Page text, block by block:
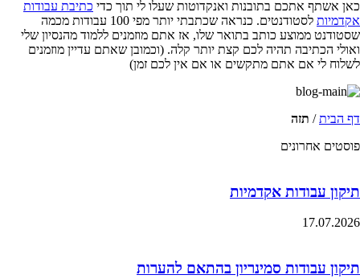
כאן אשתף אתכם בתובנות ואנקדוטות שעלו לי תוך כדי כתיבת עבודות
אקדמיות
לסטודנטים. כנראה שכתבתי יותר מפי 100 עבודות מכמה
שסטודנט ממוצע כותב בתואר שלו, אז אתם מוזמנים ללמוד מהנסיון שלי
ואולי הכתיבה תהיה לכם קצת יותר קלה. (וכמובן שאתם עדיין מוזמנים
לשלוח לי אם אתם מתקשים או אם אין לכם זמן)
דף הבית/ תזה
פוסטים אחרונים
תיקון עבודות אקדמיות
17.07.2026
תיקון עבודות סמינריון בהתאם להערות